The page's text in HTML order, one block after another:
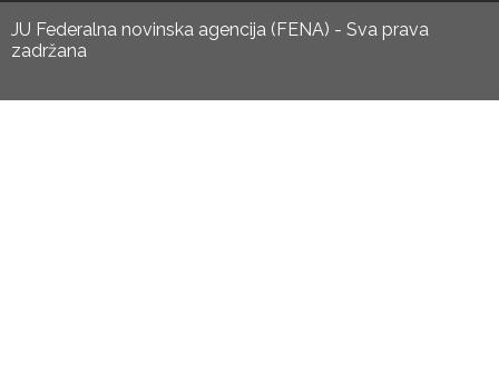
JU Federalna novinska agencija (FENA) - Sva prava
zadržana